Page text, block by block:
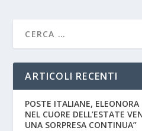
ARTICOLI RECENTI
POSTE ITALIANE,
NEL CUORE DELL’ESTATE
UNA SORPRESA CONTINUA”